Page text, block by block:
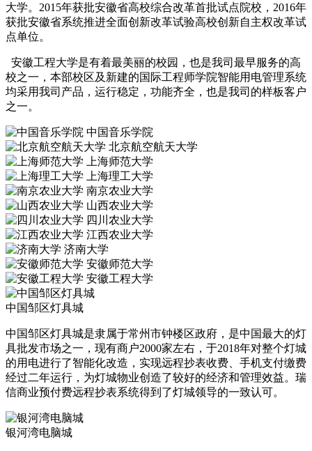
大学。2015年获批安徽省高校综合改革首批试点院校，2016年
获批安徽省系统推进全面创新改革试验高校创新自主权改革试
点单位。
安徽工程大学是有着最美丽的校园，也是我司最早服务的高
校之一，本部校区及新建的国际工程师学院智能用电管理系统
均采用我司产品，运行稳定，功能齐全，也是我司的样板客户
之一。
中国音乐学院
北京航空航天大学
上海师范大学
上海理工大学
南京农业大学
山西农业大学
四川农业大学
江西农业大学
济南大学
安徽师范大学
安徽工程大学
中国邹区灯具城
中国邹区灯具城是隶属于常州市钟楼区政府，是中国最大的灯
具批发市场之一，现有商户2000家左右，于2018年对整个灯城
的用电进行了智能化改造，实现远程抄表收费、手机支付缴费
经过二年运行，为灯城物业创造了较好的经济和管理效益。瑞
信商业预付费远程抄表系统得到了灯城领导的一致认可。
银河湾电脑城